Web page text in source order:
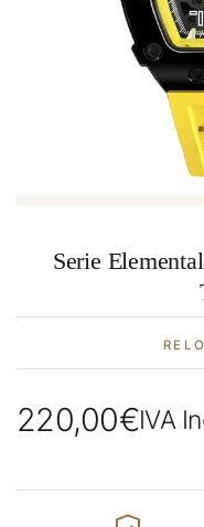
Serie
220,00€IVA